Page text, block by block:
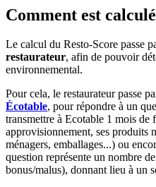
Comment est
Le calcul du Resto-Score passe
restaurateur, afin de pouvoir
environnemental.
Pour cela, le restaurateur passe
Écotable, pour répondre à un
transmettre à Ecotable 1 mois de
approvisionnement, ses produits
ménagers, emballages...) ou
question représente un nombre
bonus/malus), donnant lieu à un